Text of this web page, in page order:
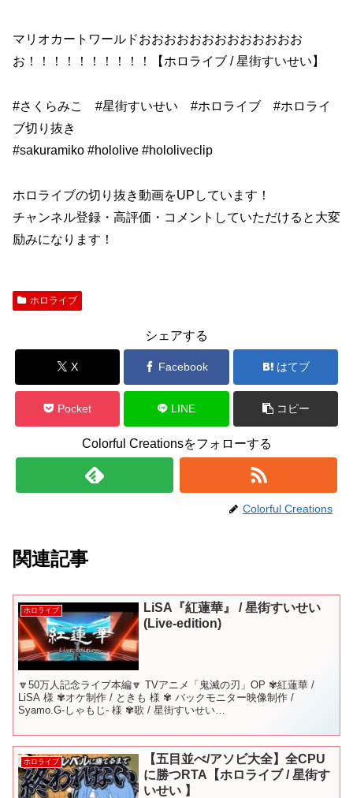
マリオカートワールドおおおおおおおおおおおおお
お！！！！！！！！！！【ホロライブ / 星街すいせい】
#さくらみこ #星街すいせい #ホロライブ #ホロライ
ブ切り抜き
#sakuramiko #hololive #hololiveclip
ホロライブの切り抜き動画をUPしています！
チャンネル登録・高評価・コメントしていただけると大変
励みになります！
ホロライブ
シェアする
X Facebook はてブ
Pocket LINE コピー
Colorful Creationsをフォローする
Colorful Creations
関連記事
ホロライブ
LiSA『紅蓮華』 / 星街すいせい
(Live-edition)
🔽50万人記念ライブ本編🔽 TVアニメ「鬼滅の刃」OP ✾紅蓮華 /
LiSA 様 ✾オケ制作 / ときも 様 ✾ バックモニター映像制作 /
Syamo.G-しゃもじ- 様 ✾歌 / 星街すいせい
ホロライブ
【五目並べ/アソビ大全】全CPU
に勝つRTA【ホロライブ / 星街す
いせい 】